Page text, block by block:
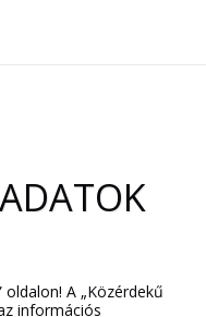
A „Közérdekű
információs